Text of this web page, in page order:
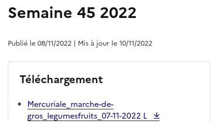
Semaine 45 2022
Publié le 08/11/2022 | Mis à jour le 10/11/2022
Téléchargement
Mercuriale_marche-de-
gros_legumesfruits_07-11-2022 L